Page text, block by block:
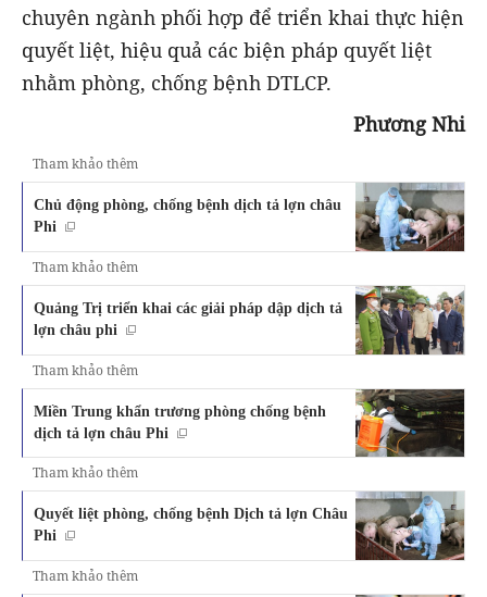
chuyên ngành phối hợp để triển khai thực hiện
quyết liệt, hiệu quả các biện pháp quyết liệt
nhằm phòng, chống bệnh DTLCP.
Phương Nhi
Tham khảo thêm
Chủ động phòng, chống bệnh dịch tả lợn châu
Phi
Tham khảo thêm
Quảng Trị triển khai các giải pháp dập dịch tả
lợn châu phi
Tham khảo thêm
Miền Trung khẩn trương phòng chống bệnh
dịch tả lợn châu Phi
Tham khảo thêm
Quyết liệt phòng, chống bệnh Dịch tả lợn Châu
Phi
Tham khảo thêm